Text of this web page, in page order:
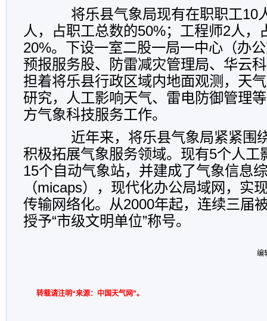
将乐县气象局现有在职职工10
人，占职工总数的50%；工程师2人，
20%。下设一室二股一局一中心（办
预报服务股、防雷减灾管理局、华云
担着将乐县行政区域内地面观测，天
研究，人工影响天气、雷电防御管理
方气象科技服务工作。
近年来，将乐县气象局紧紧围
积极拓展气象服务领域。现有5个人工
15个自动气象站，并建成了气象信息
（micaps），现代化办公局域网，实
传输网络化。从2000年起，连续三届
授予“市级文明单位”称号。
编
转载请注明“来源：中国天气网”。